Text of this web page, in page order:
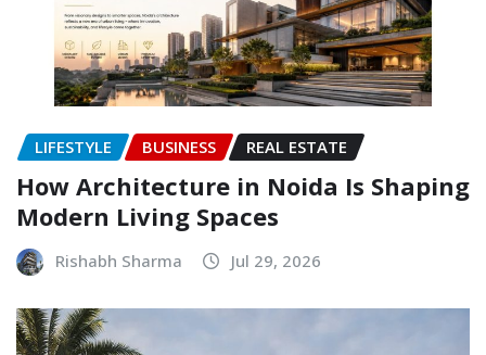
LIFESTYLE BUSINESS REAL ESTATE
How Architecture in Noida Is Shaping
Modern Living Spaces
Rishabh Sharma Jul 29, 2026